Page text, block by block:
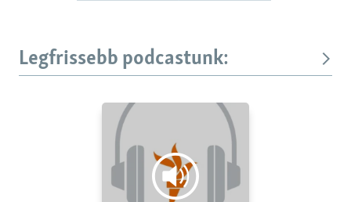
Legfrissebb podcastunk: